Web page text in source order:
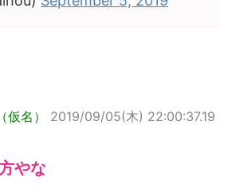
名）
2019/09/05(木) 22:00:37.19
やな